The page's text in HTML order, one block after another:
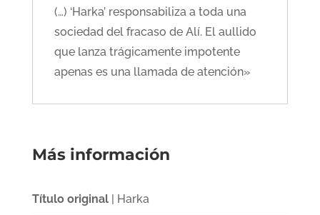
(…) ‘Harka’ responsabiliza a toda una
sociedad del fracaso de Alí. El aullido
que lanza trágicamente impotente
apenas es una llamada de atención»
Más información
Título original| Harka